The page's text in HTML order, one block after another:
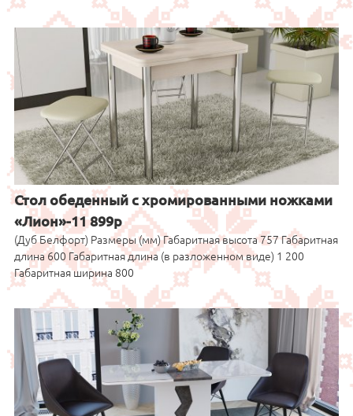
Стол обеденный с хромированными ножками
«Лион»-11 899р
(Дуб Белфорт) Размеры (мм) Габаритная высота 757 Габаритная
длина 600 Габаритная длина (в разложенном виде) 1 200
Габаритная ширина 800